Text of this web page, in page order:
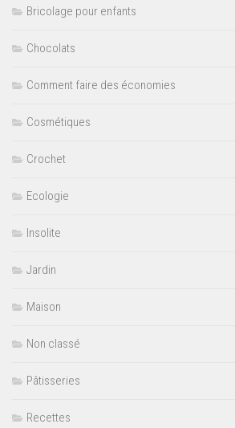
Bricolage pour enfants
Chocolats
Comment faire des économies
Cosmétiques
Crochet
Ecologie
Insolite
Jardin
Maison
Non classé
Pâtisseries
Recettes